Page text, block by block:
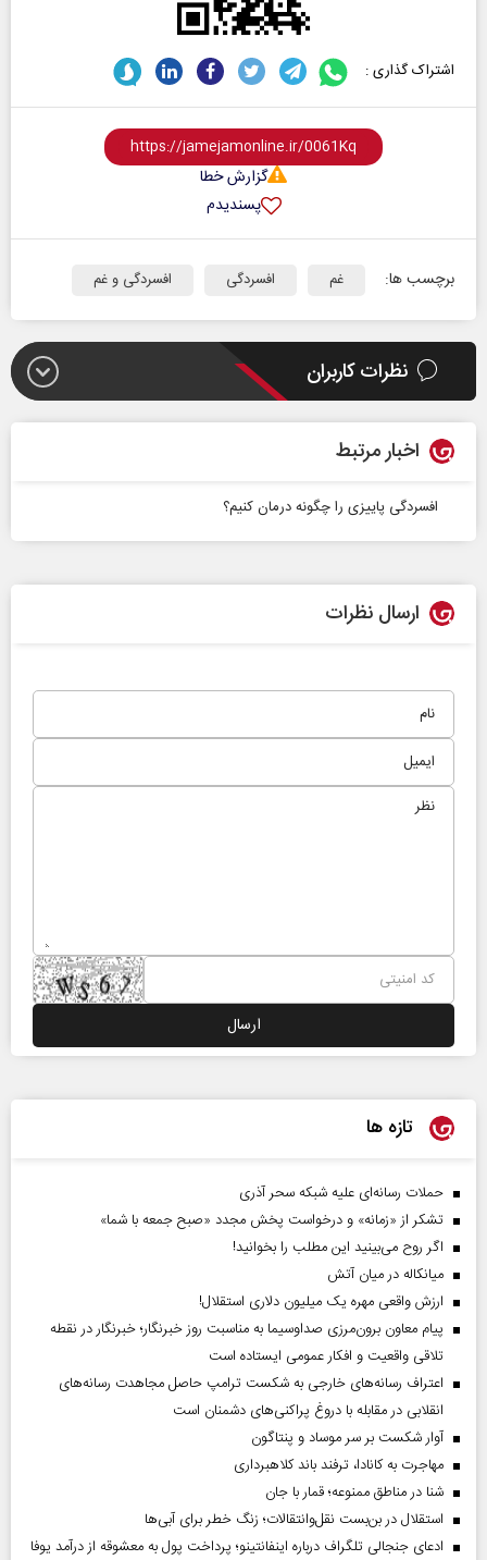
اشتراک گذاری :
گزارش خطا
پسندیدم
برچسب ها: غم افسردگی افسردگی و غم
نظرات کاربران
اخبار مرتبط
افسردگی پاییزی را چگونه درمان کنیم؟
ارسال نظرات
تازه ها
حملات رسانه‌ای علیه شبکه سحر آذری
تشکر از «زمانه» و درخواست پخش مجدد «صبح جمعه با شما»
اگر روح می‌بینید این مطلب را بخوانید!
میانکاله در میان آتش
ارزش واقعی مهره یک میلیون دلاری استقلال!
پیام معاون برون‌مرزی صداوسیما به مناسبت روز خبرنگار؛ خبرنگار در نقطه
تلاقی واقعیت و افکار عمومی ایستاده است
اعتراف رسانه‌های خارجی به شکست ترامپ حاصل مجاهدت رسانه‌های
انقلابی در مقابله با دروغ پراکنی‌های دشمنان است
آوار شکست بر سر موساد و پنتاگون
مهاجرت به کانادا، ترفند باند کلاهبرداری
شنا در مناطق ممنوعه؛ قمار با جان
استقلال در بن‌بست نقل‌وانتقالات؛ زنگ خطر برای آبی‌ها
ادعای جنجالی تلگراف درباره اینفانتینو؛ پرداخت پول به معشوقه از درآمد یوفا